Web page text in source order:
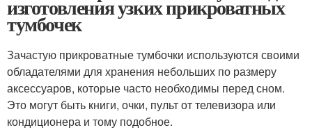
изготовления узких прикроватных
тумбочек
Зачастую прикроватные тумбочки используются своими
обладателями для хранения небольших по размеру
аксессуаров, которые часто необходимы перед сном.
Это могут быть книги, очки, пульт от телевизора или
кондиционера и тому подобное.